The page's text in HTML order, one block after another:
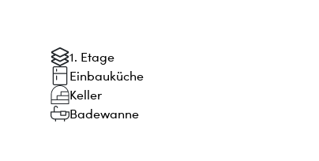
1. Etage
Einbauküche
Keller
Badewanne